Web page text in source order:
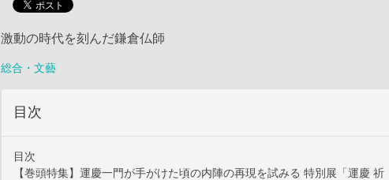
激動の時代を刻んだ鎌倉仏師
総合・文藝
目次
目次
【巻頭特集】運慶一門が手がけた頃の内陣の再現を試みる 特別展「運慶 祈